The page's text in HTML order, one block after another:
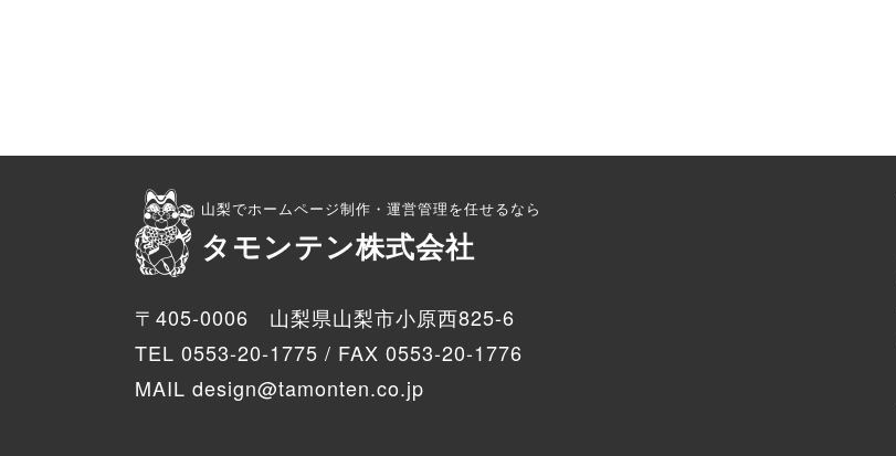
山梨でホームページ制作・運営管理を任せるなら
タモンテン株式会社
〒405-0006 山梨県山梨市小原西825-6
TEL 0553-20-1775 / FAX 0553-20-1776
MAIL design@tamonten.co.jp